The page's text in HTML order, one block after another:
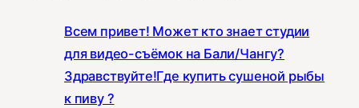
Всем привет! Может кто знает студии
для видео-съёмок на Бали/Чангу?
Здравствуйте!Где купить сушеной рыбы
к пиву ?